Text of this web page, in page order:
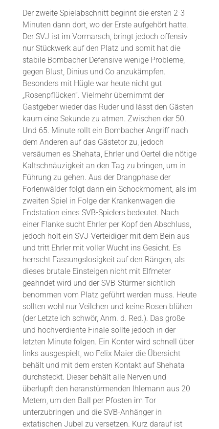
Der zweite Spielabschnitt beginnt die ersten 2-3
Minuten dann dort, wo der Erste aufgehört hatte.
Der SVJ ist im Vormarsch, bringt jedoch offensiv
nur Stückwerk auf den Platz und somit hat die
stabile Bombacher Defensive wenige Probleme,
gegen Blust, Dinius und Co anzukämpfen.
Besonders mit Hügle war heute nicht gut
„Rosenpflücken“. Vielmehr übernimmt der
Gastgeber wieder das Ruder und lässt den Gästen
kaum eine Sekunde zu atmen. Zwischen der 50.
Und 65. Minute rollt ein Bombacher Angriff nach
dem Anderen auf das Gästetor zu, jedoch
versäumen es Shehata, Ehrler und Oertel die nötige
Kaltschnäuzigkeit an den Tag zu bringen, um in
Führung zu gehen. Aus der Drangphase der
Forlenwälder folgt dann ein Schockmoment, als im
zweiten Spiel in Folge der Krankenwagen die
Endstation eines SVB-Spielers bedeutet. Nach
einer Flanke sucht Ehrler per Kopf den Abschluss,
jedoch holt ein SVJ-Verteidiger mit dem Bein aus
und tritt Ehrler mit voller Wucht ins Gesicht. Es
herrscht Fassungslosigkeit auf den Rängen, als
dieses brutale Einsteigen nicht mit Elfmeter
geahndet wird und der SVB-Stürmer sichtlich
benommen vom Platz geführt werden muss. Heute
sollten wohl nur Veilchen und keine Rosen blühen
(der Letzte ich schwör, Anm. d. Red.). Das große
und hochverdiente Finale sollte jedoch in der
letzten Minute folgen. Ein Konter wird schnell über
links ausgespielt, wo Felix Maier die Übersicht
behält und mit dem ersten Kontakt auf Shehata
durchsteckt. Dieser behält alle Nerven und
überlupft den heranstürmenden Ihlemann aus 20
Metern, um den Ball per Pfosten im Tor
unterzubringen und die SVB-Anhänger in
extatischen Jubel zu versetzen. Kurz darauf ist